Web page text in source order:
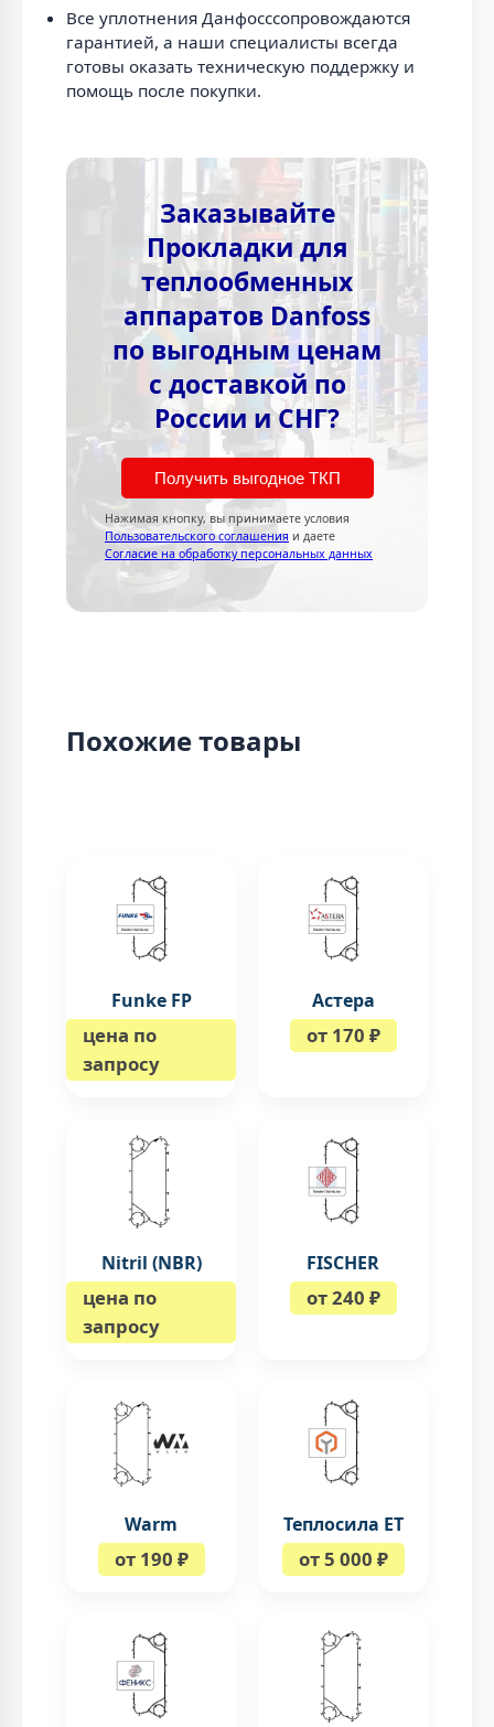
Все уплотнения Данфосссопровождаются
гарантией, а наши специалисты всегда
готовы оказать техническую поддержку и
помощь после покупки.
Заказывайте
Прокладки для
теплообменных
аппаратов Danfoss
по выгодным ценам
с доставкой по
России и СНГ?
Получить выгодное ТКП
Нажимая кнопку, вы принимаете условия
Пользовательского соглашения и даете
Согласие на обработку персональных данных
Похожие товары
Funke FP
цена по
запросу
Астера
от 170 ₽
Nitril (NBR)
цена по
запросу
FISCHER
от 240 ₽
Warm
от 190 ₽
Теплосила ЕТ
от 5 000 ₽